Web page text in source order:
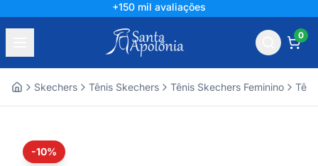
+150 mil avaliações
0
Skechers Tênis Skechers Tênis Skechers Feminino
-10%